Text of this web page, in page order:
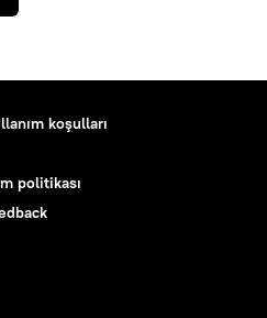
koşulları
politikası